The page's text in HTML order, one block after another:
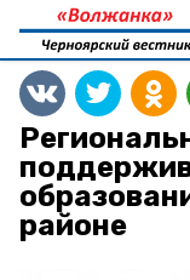
районе